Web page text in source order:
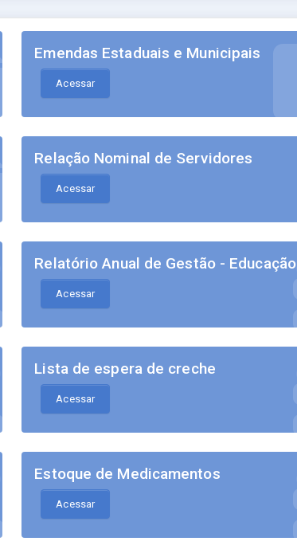
Emendas Estaduais e Municipais
Acessar
Relação Nominal de Servidores
Acessar
Relatório Anual de Gestão - Educação
Acessar
Lista de espera de creche
Acessar
Estoque de Medicamentos
Acessar